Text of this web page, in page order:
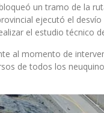
un tramo de la
ejecutó el
el estudio técnico
al momento de
de todos los